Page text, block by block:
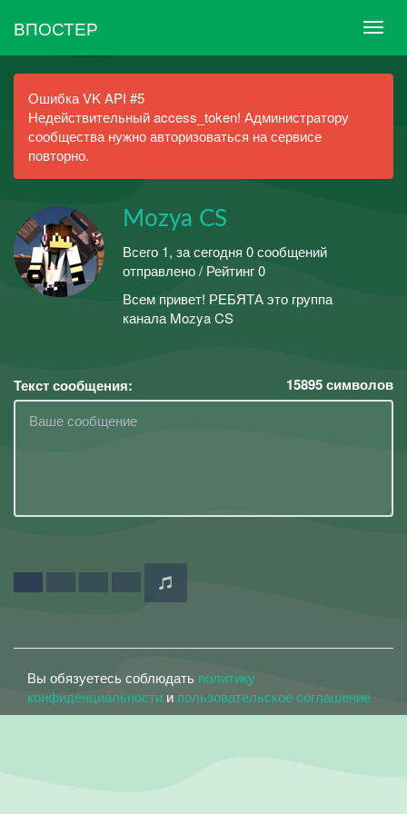
ВПОСТЕР
Ошибка VK API #5
Недействительный access_token! Администратору
сообщества нужно авторизоваться на сервисе
повторно.
Mozya CS
Всего 1, за сегодня 0 сообщений
отправлено / Рейтинг 0
Всем привет! РЕБЯТА это группа
канала Mozya CS
Текст сообщения: 15895символов
Вы обязуетесь соблюдать политику
конфиденциальности и пользовательское соглашение